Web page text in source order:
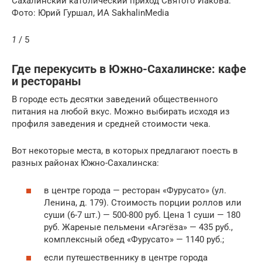
Фото: Юрий Гуршал, ИА SakhalinMedia
1 / 5
Где перекусить в Южно-Сахалинске: кафе
и рестораны
В городе есть десятки заведений общественного
питания на любой вкус. Можно выбирать исходя из
профиля заведения и средней стоимости чека.
Вот некоторые места, в которых предлагают поесть в
разных районах Южно-Сахалинска:
в центре города — ресторан «Фурусато» (ул.
Ленина, д. 179). Стоимость порции роллов или
суши (6-7 шт.) — 500-800 руб. Цена 1 суши — 180
руб. Жареные пельмени «Агэгёза» — 435 руб.,
комплексный обед «Фурусато» — 1140 руб.;
если путешественнику в центре города